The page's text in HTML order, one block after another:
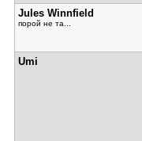
Jules Winn​field
порой не та...
Umi